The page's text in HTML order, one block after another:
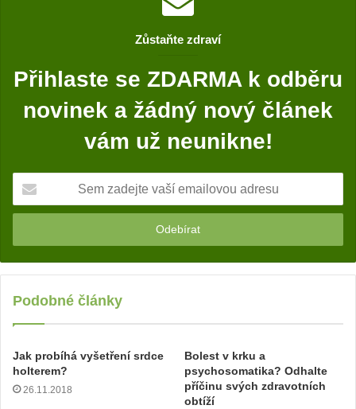
b
k
Zůstaňte zdraví
Přihlaste se ZDARMA k odběru
novinek a žádný nový článek
vám už neunikne!
m
a
d
j
a
š
Podobné články
Jak probíhá vyšetření srdce
holterem?
26.11.2018
Bolest v krku a
psychosomatika? Odhalte
příčinu svých zdravotních
obtíží